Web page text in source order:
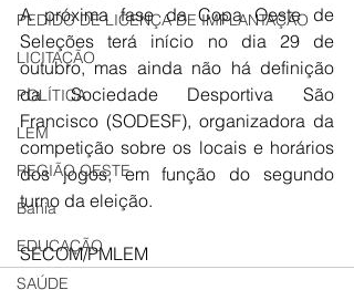
PEDIDO DE LICENÇA DE IMPLANTAÇÃO
LICITAÇÃO
POLÍTICA
LEM
REGIÃO OESTE
Bahia
EDUCAÇÃO
SAÚDE
A próxima fase da Copa Oeste de
Seleções terá início no dia 29 de
outubro, mas ainda não há definição
da Sociedade Desportiva São
Francisco (SODESF), organizadora da
competição sobre os locais e horários
dos jogos, em função do segundo
turno da eleição.
SECOM/PMLEM